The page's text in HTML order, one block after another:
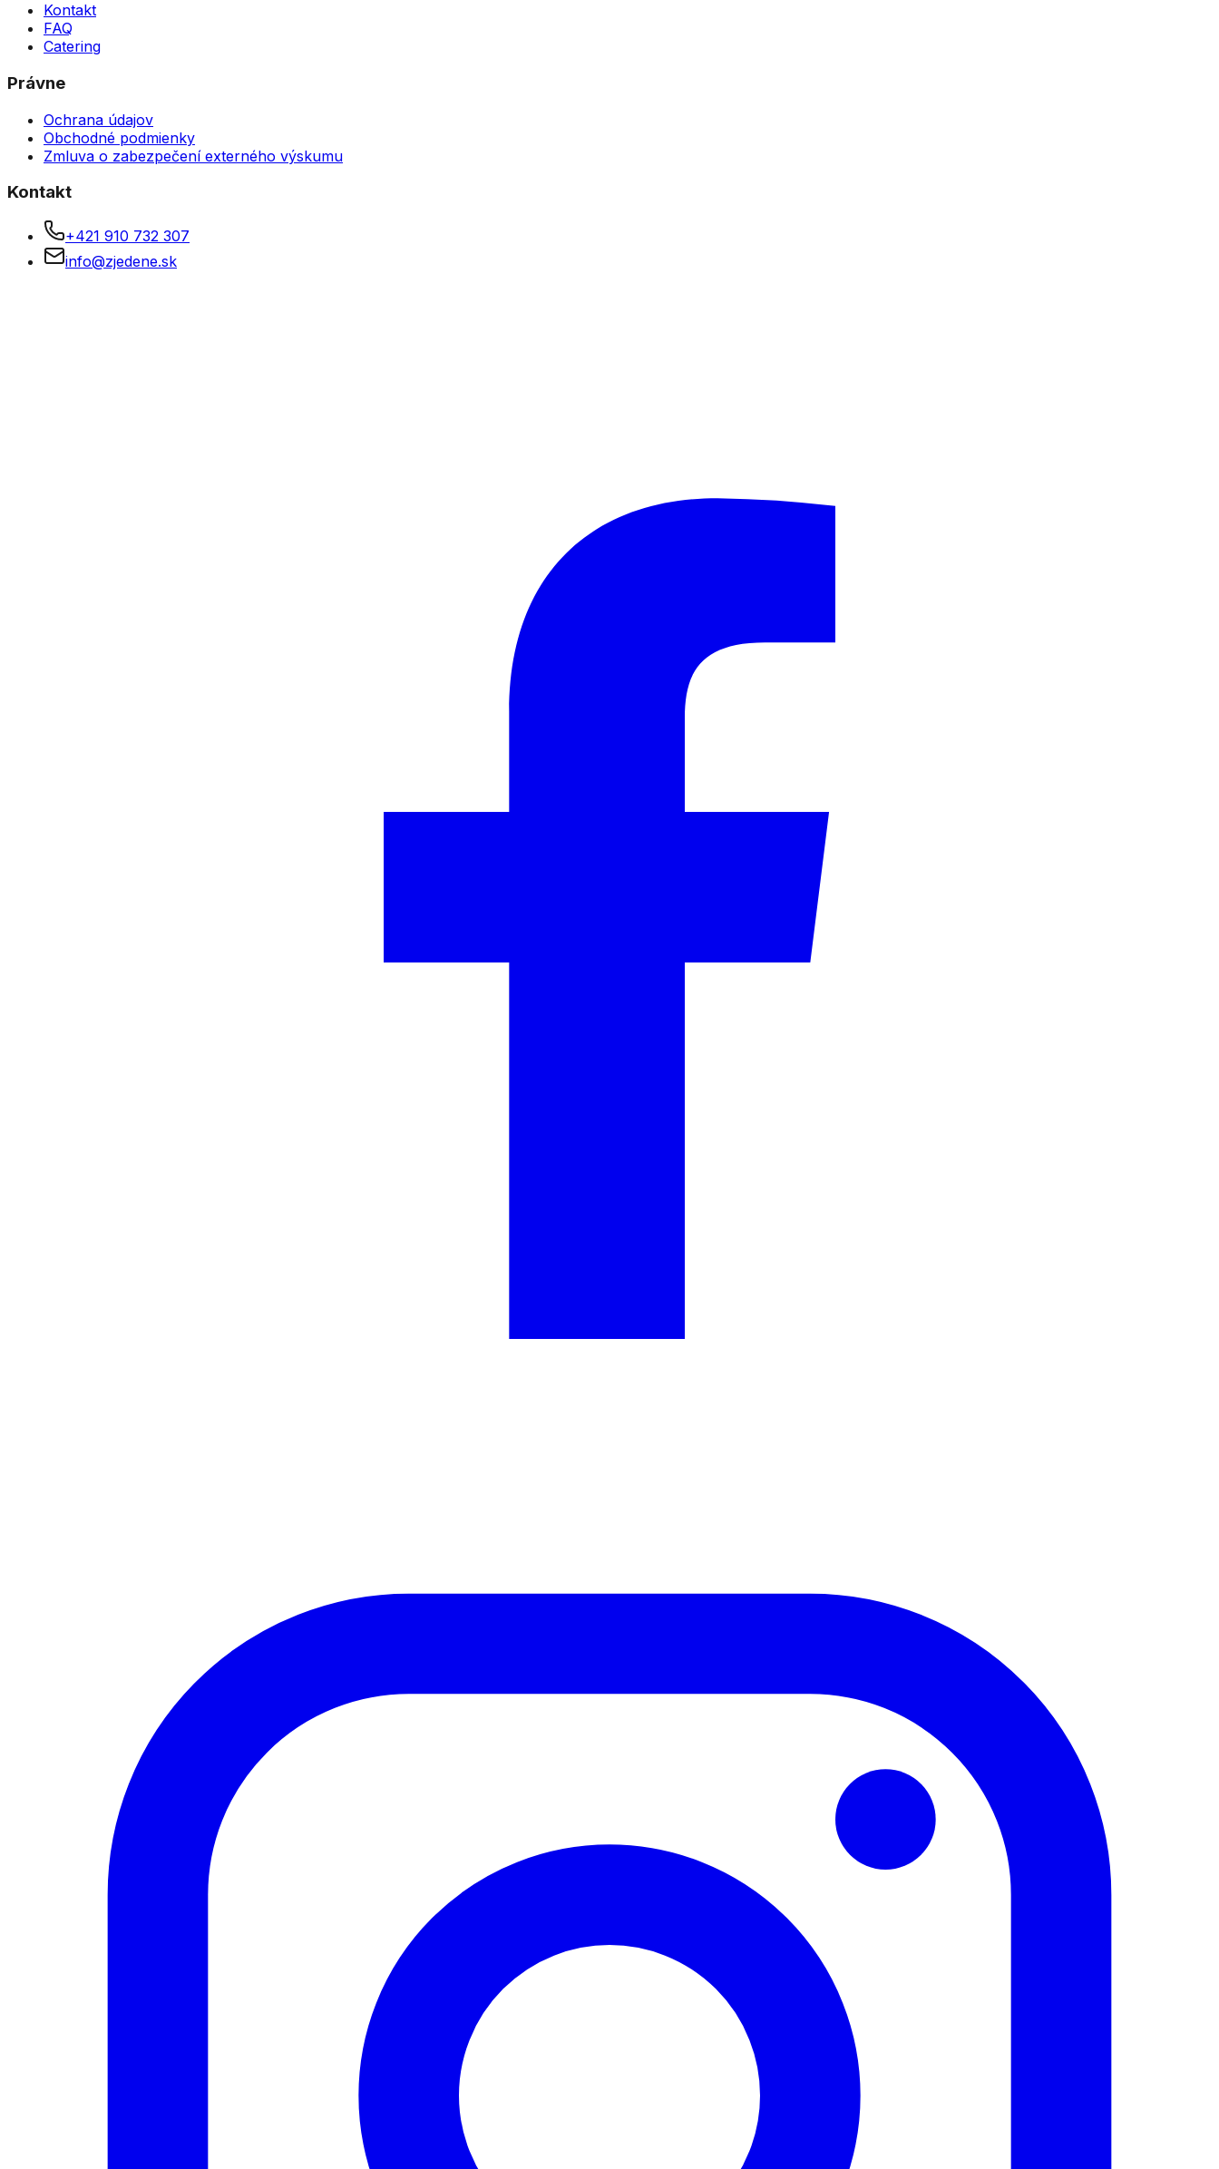
Kontakt
FAQ
Catering
Právne
Ochrana údajov
Obchodné podmienky
Zmluva o zabezpečení externého výskumu
Kontakt
+421 910 732 307
info@zjedene.sk